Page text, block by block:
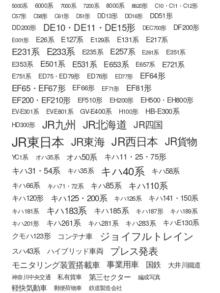
5000系 6000系 7000系 7200系 8000系 8620形
C10・C11・C12形
C57形
C58形 C61形 D51形 DD13形 DD16形 DD51形
DD200形 DE10・DE11・DE15形 DEC700形 DF200形
E001形 E26系 E127系 E129系 E131系 E217系
E231系 E233系 E235系 E257系 E261系 E351系
E353系 E501系 E531系 E653系 E657系 E721系
E751系 ED75・ED79形 ED76形 ED77形 EF64形
EF65・EF67形 EF66形 EF71形
EF81形
EF200・EF210形
EF510形 EH200形 EH500・EH800形
EV-E301系 EV-E801系 GV-E400系 H100形 HB-E300系
HD300形 JR九州 JR北海道 JR四国
JR東日本 JR東海 JR西日本 JR貨物
YC1系 オハ35系 オハ50系 キハ11・25・75形
キハ31・54系 キハ35系 キハ40系 キハ58系
キハ66系 キハ71・72系 キハ85系 キハ110系
キハ120形 キハ125・200系 キハ126系 キハ141・150系
キハ181系 キハ183系 キハ185系 キハ187形
キハ189系
キハ201形
キハ261系 キハ281系 キハ283系
キハE130系
クモハ123形
コンテナ車 ジョイフルトレイン
スハ43系 ハイブリッド車両 プレス発表
モニタリング装置搭載車 事業用車 国鉄 大井川鐵道
神奈川中央交通 私有貨車 第三セクター 編成写真
軽快気動車 郵便荷物車 鉄道製造会社